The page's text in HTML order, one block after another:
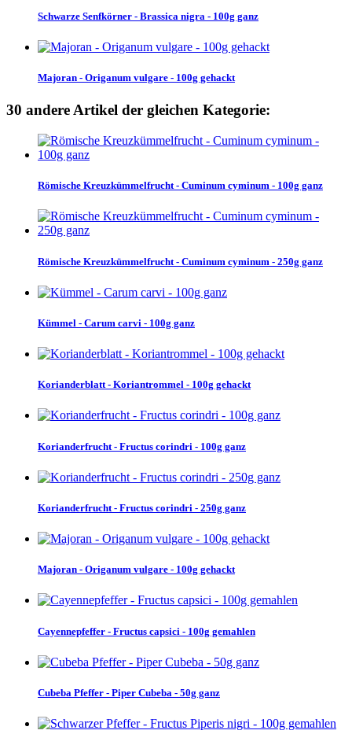
Schwarze Senfkörner - Brassica nigra - 100g ganz
Majoran - Origanum vulgare - 100g gehackt
30 andere Artikel der gleichen Kategorie:
Römische Kreuzkümmelfrucht - Cuminum cyminum - 100g ganz
Römische Kreuzkümmelfrucht - Cuminum cyminum - 250g ganz
Kümmel - Carum carvi - 100g ganz
Korianderblatt - Koriantrommel - 100g gehackt
Korianderfrucht - Fructus corindri - 100g ganz
Korianderfrucht - Fructus corindri - 250g ganz
Majoran - Origanum vulgare - 100g gehackt
Cayennepfeffer - Fructus capsici - 100g gemahlen
Cubeba Pfeffer - Piper Cubeba - 50g ganz